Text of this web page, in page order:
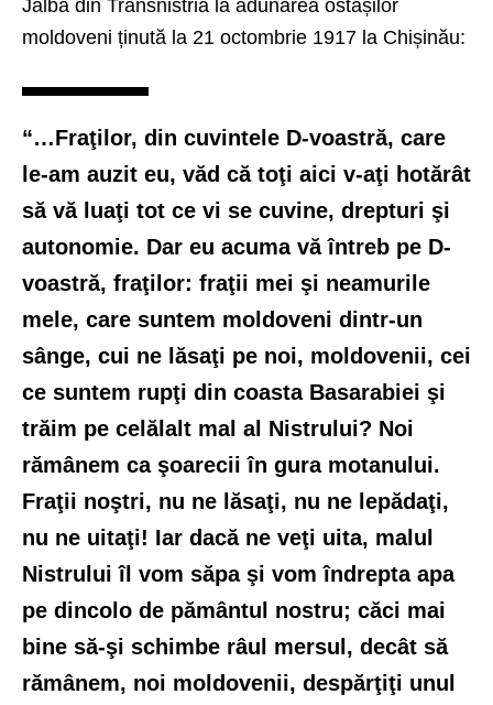
Jalbă din Transnistria la adunarea ostașilor
moldoveni ținută la 21 octombrie 1917 la Chișinău:
“…Fraţilor, din cuvintele D-voastră, care
le-am auzit eu, văd că toţi aici v-aţi hotărât
să vă luaţi tot ce vi se cuvine, drepturi şi
autonomie. Dar eu acuma vă întreb pe D-
voastră, fraţilor: fraţii mei şi neamurile
mele, care suntem moldoveni dintr-un
sânge, cui ne lăsaţi pe noi, moldovenii, cei
ce suntem rupţi din coasta Basarabiei şi
trăim pe celălalt mal al Nistrului? Noi
rămânem ca şoarecii în gura motanului.
Fraţii noştri, nu ne lăsaţi, nu ne lepădaţi,
nu ne uitaţi! Iar dacă ne veţi uita, malul
Nistrului îl vom săpa şi vom îndrepta apa
pe dincolo de pământul nostru; căci mai
bine să-şi schimbe râul mersul, decât să
rămânem, noi moldovenii, despărţiţi unul